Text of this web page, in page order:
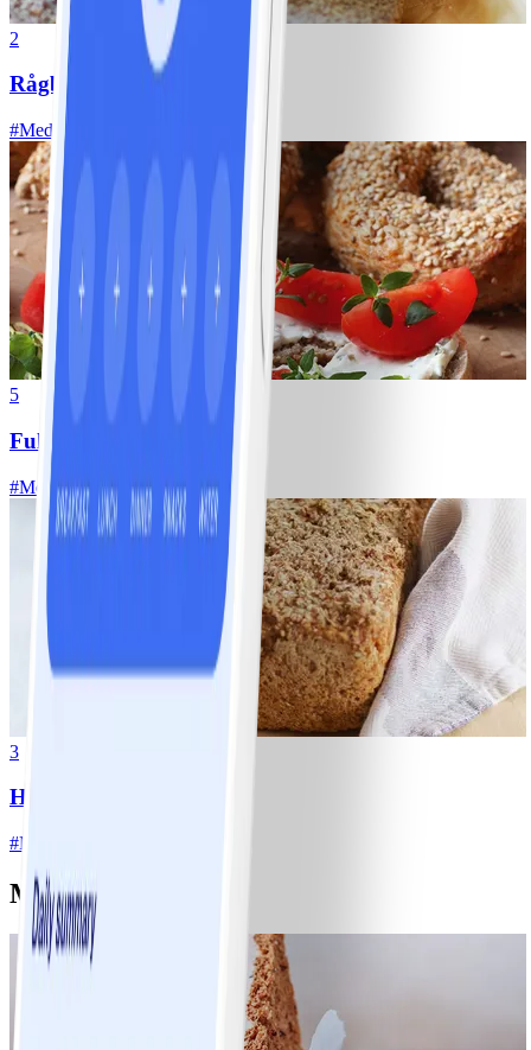
2
Rågbröd med surdeg
#Medel
5
Fullkornsbagels
#Medel30 MIN
3
Hembakat rågbröd
#Medel
Matiga mackor